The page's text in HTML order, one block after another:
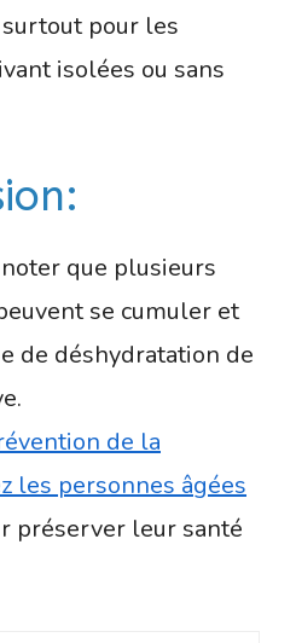
pour les
isolées ou sans
que plusieurs
se cumuler et
de déshydratation de
de la
les personnes âgées
préserver leur santé